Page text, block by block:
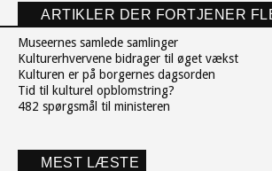
ARTIKLER DER FORTJENER
Museernes samlede samlinger
Kulturerhvervene bidrager til øget vækst
Kulturen er på borgernes dagsorden
Tid til kulturel opblomstring?
482 spørgsmål til ministeren
MEST LÆSTE